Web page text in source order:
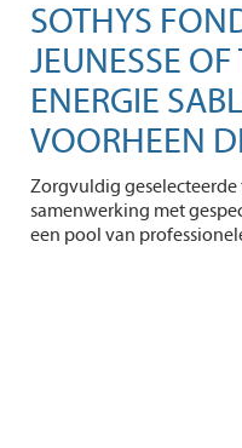
SOTHYS
JEUNESSE
ENERGIE
VOORHEEN
Zorgvuldig
samenwerking met
een pool van